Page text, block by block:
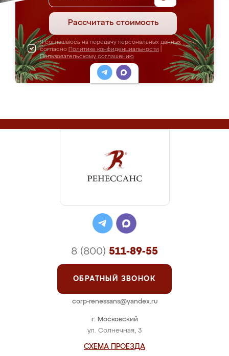
Рассчитать стоимость
Я соглашаюсь на передачу персональных данных
согласно Политике конфиденциальности
Пользовательскому соглашению
г. Московский
ул. Солнечная, 3
СХЕМА ПРОЕЗДА
8 (800) 511-89-55
ОБРАТНЫЙ ЗВОНОК
corp-renessans@yandex.ru